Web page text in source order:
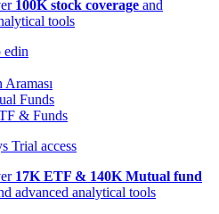
100K stock coverage and
tools
edin
Funds
& Funds
Trial access
17K ETF & 140K Mutual fund
advanced analytical tools